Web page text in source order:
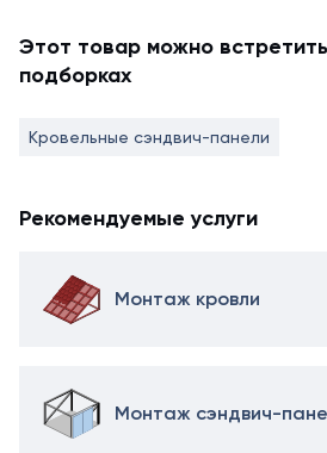
Этот товар можно
подборках
Кровельные сэндвич-панели
Рекомендуемые услуги
Монтаж кровли
Монтаж сэндвич-